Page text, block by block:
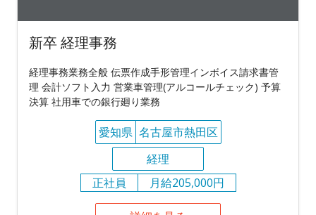
新卒 経理事務
経理事務業務全般 伝票作成手形管理インボイス請求書管
理 会計ソフト入力 営業車管理(アルコールチェック) 予算
決算 社用車での銀行廻り業務
愛知県 名古屋市熱田区
経理
正社員
月給205,000円